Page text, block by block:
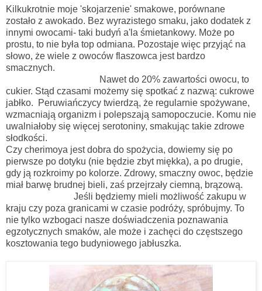
Kilkukrotnie moje 'skojarzenie' smakowe, porównane
zostało z awokado. Bez wyrazistego smaku, jako dodatek z
innymi owocami- taki budyń a'la śmietankowy. Może po
prostu, to nie była top odmiana. Pozostaje więc przyjąć na
słowo, że wiele z owoców flaszowca jest bardzo
smacznych.
Nawet do 20% zawartości owocu, to
cukier. Stąd czasami możemy się spotkać z nazwą: cukrowe
jabłko. Peruwiańczycy twierdzą, że regularnie spożywane,
wzmacniają organizm i polepszają samopoczucie. Komu nie
uwalniałoby się więcej serotoniny, smakując takie zdrowe
słodkości.
Czy cherimoya jest dobra do spożycia, dowiemy się po
pierwsze po dotyku (nie będzie zbyt miękka), a po drugie,
gdy ją rozkroimy po kolorze. Zdrowy, smaczny owoc, będzie
miał barwę brudnej bieli, zaś przejrzały ciemną, brązową.
Jeśli będziemy mieli możliwość zakupu w
kraju czy poza granicami w czasie podróży, spróbujmy. To
nie tylko wzbogaci nasze doświadczenia poznawania
egzotycznych smaków, ale może i zachęci do częstszego
kosztowania tego budyniowego jabłuszka.